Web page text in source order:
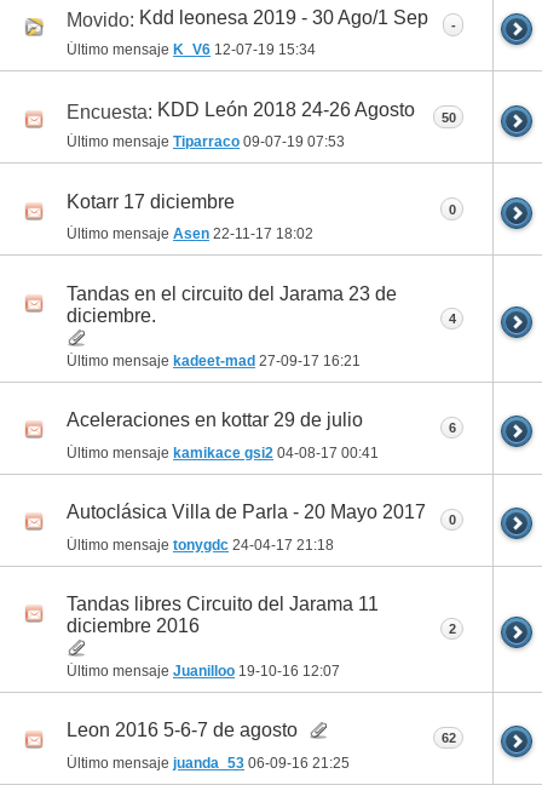
Movido: Kdd leonesa 2019 - 30 Ago/1 Sep
Último mensaje K_V6 12-07-19 15:34
-
Encuesta: KDD León 2018 24-26 Agosto
Último mensaje Tiparraco 09-07-19 07:53
50
Kotarr 17 diciembre
Último mensaje Asen 22-11-17 18:02
0
Tandas en el circuito del Jarama 23 de
diciembre.
Último mensaje kadeet-mad 27-09-17 16:21
4
Aceleraciones en kottar 29 de julio
Último mensaje kamikace gsi2 04-08-17 00:41
6
Autoclásica Villa de Parla - 20 Mayo 2017
Último mensaje tonygdc 24-04-17 21:18
0
Tandas libres Circuito del Jarama 11
diciembre 2016
Último mensaje Juanilloo 19-10-16 12:07
2
Leon 2016 5-6-7 de agosto
Último mensaje juanda_53 06-09-16 21:25
62